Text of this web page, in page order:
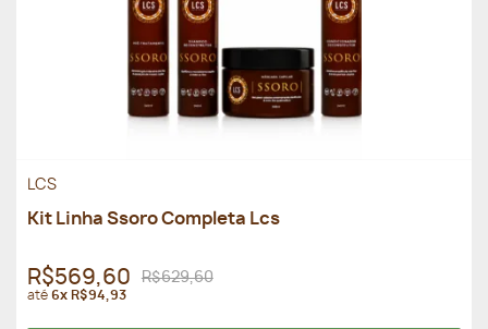
LCS
Kit Linha Ssoro Completa Lcs
R$569,60 R$629,60
até6x R$94,93